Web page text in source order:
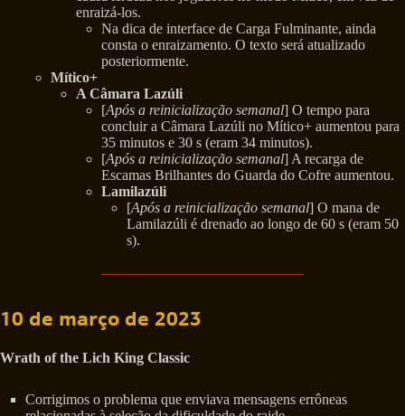
enraizá-los.
Na dica de interface de Carga Fulminante, ainda
consta o enraizamento. O texto será atualizado
posteriormente.
Mítico+
A Câmara Lazúli
[Após a reinicialização semanal] O tempo para
concluir a Câmara Lazúli no Mítico+ aumentou para
35 minutos e 30 s (eram 34 minutos).
[Após a reinicialização semanal] A recarga de
Escamas Brilhantes do Guarda do Cofre aumentou.
Lamilazúli
[Após a reinicialização semanal] O mana de
Lamilazúli é drenado ao longo de 60 s (eram 50
s).
10 de março de 2023
Wrath of the Lich King Classic
Corrigimos o problema que enviava mensagens errôneas